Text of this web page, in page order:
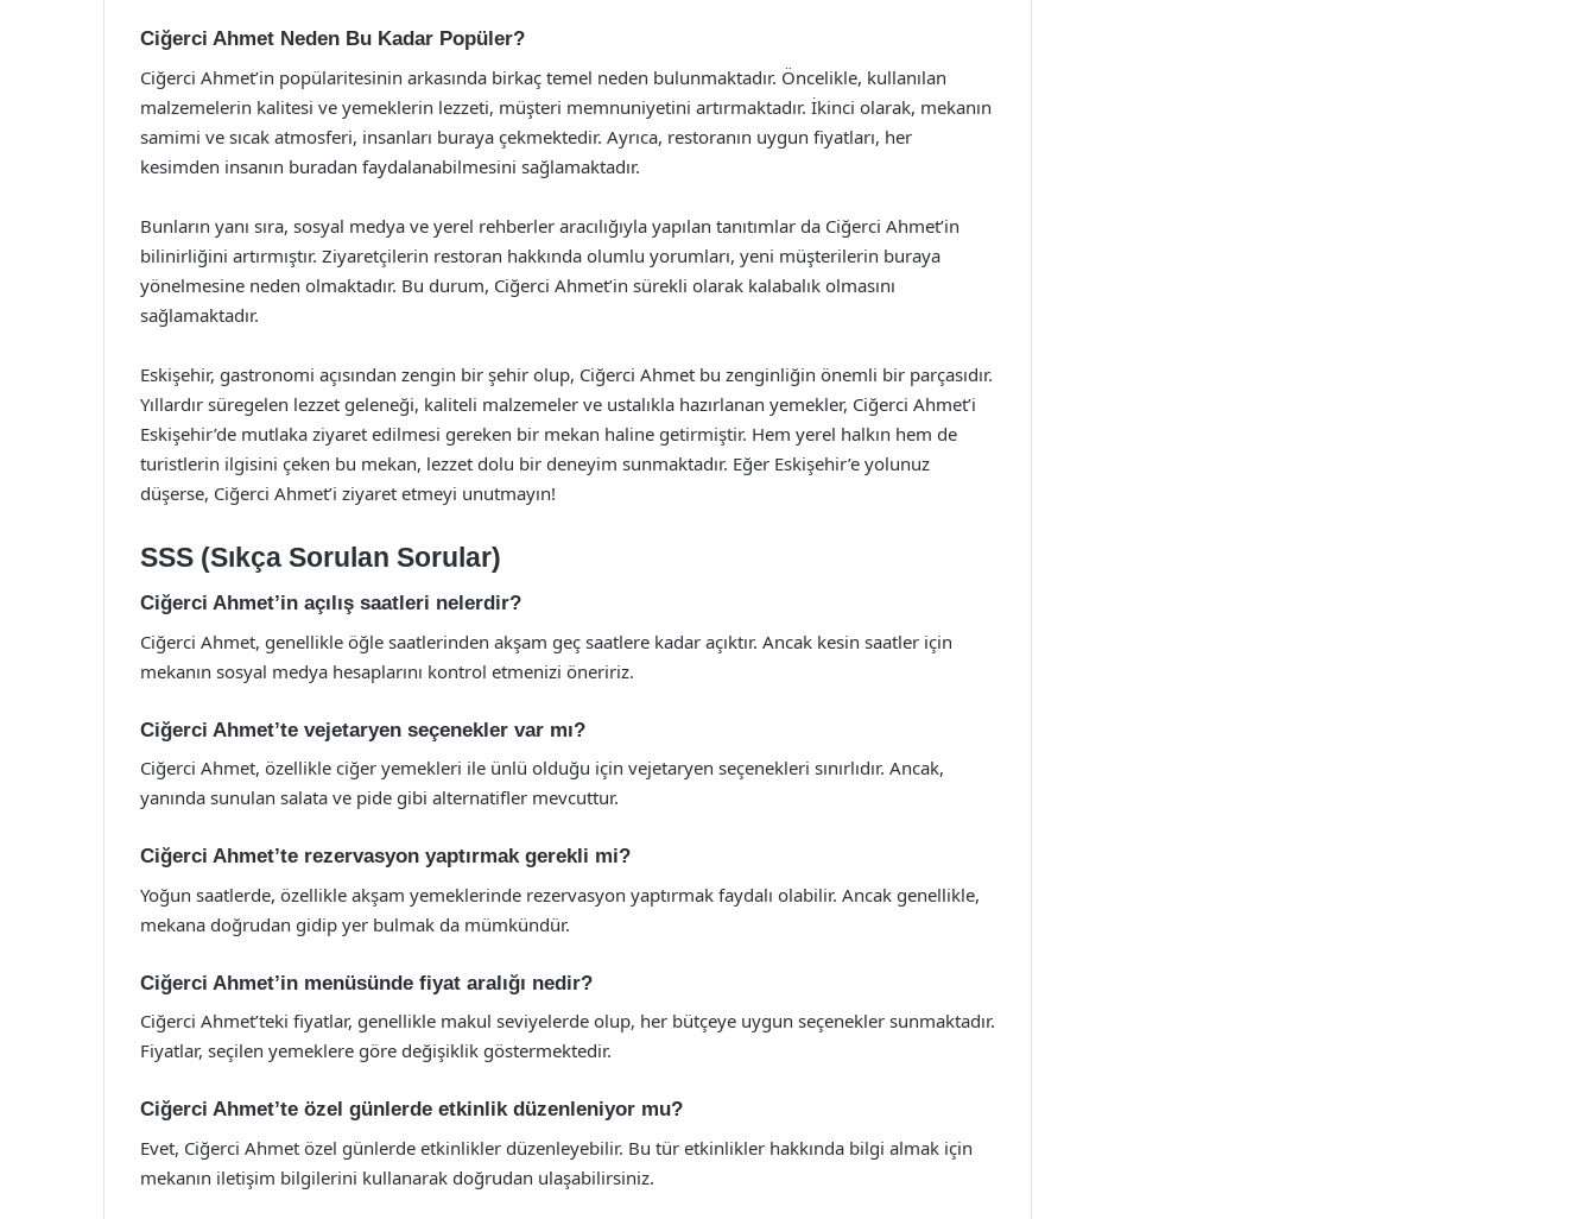
Ciğerci Ahmet Neden Bu Kadar Popüler?
Ciğerci Ahmet’in popülaritesinin arkasında birkaç temel neden bulunmaktadır. Öncelikle, kullanılan
malzemelerin kalitesi ve yemeklerin lezzeti, müşteri memnuniyetini artırmaktadır. İkinci olarak, mekanın
samimi ve sıcak atmosferi, insanları buraya çekmektedir. Ayrıca, restoranın uygun fiyatları, her
kesimden insanın buradan faydalanabilmesini sağlamaktadır.
Bunların yanı sıra, sosyal medya ve yerel rehberler aracılığıyla yapılan tanıtımlar da Ciğerci Ahmet’in
bilinirliğini artırmıştır. Ziyaretçilerin restoran hakkında olumlu yorumları, yeni müşterilerin buraya
yönelmesine neden olmaktadır. Bu durum, Ciğerci Ahmet’in sürekli olarak kalabalık olmasını
sağlamaktadır.
Eskişehir, gastronomi açısından zengin bir şehir olup, Ciğerci Ahmet bu zenginliğin önemli bir parçasıdır.
Yıllardır süregelen lezzet geleneği, kaliteli malzemeler ve ustalıkla hazırlanan yemekler, Ciğerci Ahmet’i
Eskişehir’de mutlaka ziyaret edilmesi gereken bir mekan haline getirmiştir. Hem yerel halkın hem de
turistlerin ilgisini çeken bu mekan, lezzet dolu bir deneyim sunmaktadır. Eğer Eskişehir’e yolunuz
düşerse, Ciğerci Ahmet’i ziyaret etmeyi unutmayın!
SSS (Sıkça Sorulan Sorular)
Ciğerci Ahmet’in açılış saatleri nelerdir?
Ciğerci Ahmet, genellikle öğle saatlerinden akşam geç saatlere kadar açıktır. Ancak kesin saatler için
mekanın sosyal medya hesaplarını kontrol etmenizi öneririz.
Ciğerci Ahmet’te vejetaryen seçenekler var mı?
Ciğerci Ahmet, özellikle ciğer yemekleri ile ünlü olduğu için vejetaryen seçenekleri sınırlıdır. Ancak,
yanında sunulan salata ve pide gibi alternatifler mevcuttur.
Ciğerci Ahmet’te rezervasyon yaptırmak gerekli mi?
Yoğun saatlerde, özellikle akşam yemeklerinde rezervasyon yaptırmak faydalı olabilir. Ancak genellikle,
mekana doğrudan gidip yer bulmak da mümkündür.
Ciğerci Ahmet’in menüsünde fiyat aralığı nedir?
Ciğerci Ahmet’teki fiyatlar, genellikle makul seviyelerde olup, her bütçeye uygun seçenekler sunmaktadır.
Fiyatlar, seçilen yemeklere göre değişiklik göstermektedir.
Ciğerci Ahmet’te özel günlerde etkinlik düzenleniyor mu?
Evet, Ciğerci Ahmet özel günlerde etkinlikler düzenleyebilir. Bu tür etkinlikler hakkında bilgi almak için
mekanın iletişim bilgilerini kullanarak doğrudan ulaşabilirsiniz.